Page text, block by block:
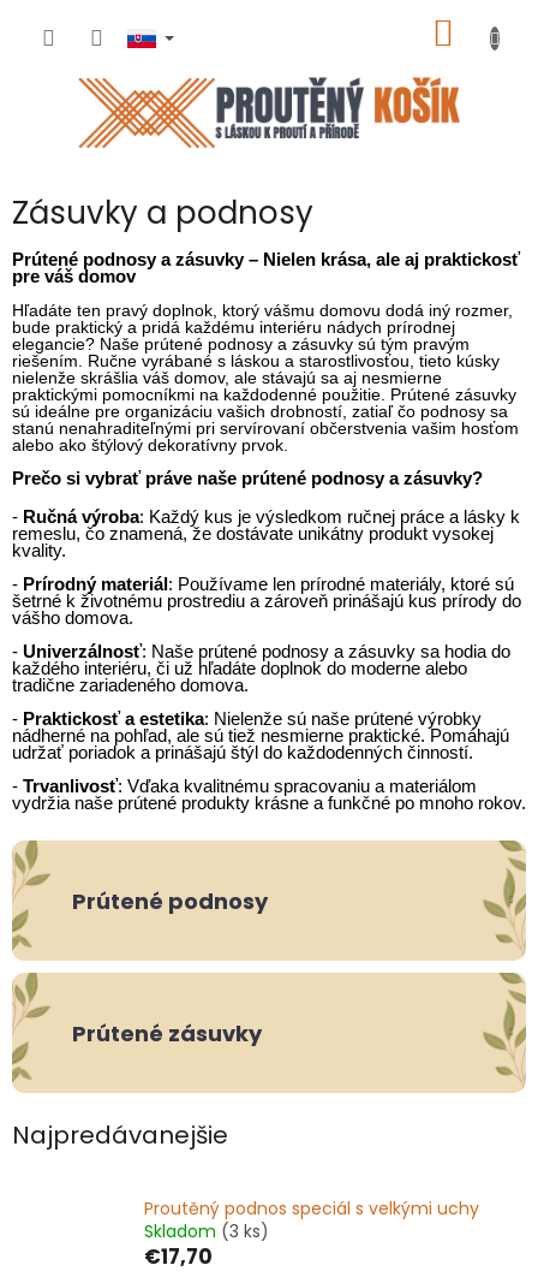
KOŠÍK
Zásuvky a podnosy
Prútené podnosy a zásuvky – Nielen krása, ale aj praktickosť
pre váš domov
Hľadáte ten pravý doplnok, ktorý vášmu domovu dodá iný rozmer,
bude praktický a pridá každému interiéru nádych prírodnej
elegancie? Naše prútené podnosy a zásuvky sú tým pravým
riešením. Ručne vyrábané s láskou a starostlivosťou, tieto kúsky
nielenže skrášlia váš domov, ale stávajú sa aj nesmierne
praktickými pomocníkmi na každodenné použitie. Prútené zásuvky
sú ideálne pre organizáciu vašich drobností, zatiaľ čo podnosy sa
stanú nenahraditeľnými pri servírovaní občerstvenia vašim hosťom
alebo ako štýlový dekoratívny prvok.
Prečo si vybrať práve naše prútené podnosy a zásuvky?
- Ručná výroba: Každý kus je výsledkom ručnej práce a lásky k
remeslu, čo znamená, že dostávate unikátny produkt vysokej
kvality.
- Prírodný materiál : Používame len prírodné materiály, ktoré sú
šetrné k životnému prostrediu a zároveň prinášajú kus prírody do
vášho domova.
- Univerzálnosť: Naše prútené podnosy a zásuvky sa hodia do
každého interiéru, či už hľadáte doplnok do moderne alebo
tradične zariadeného domova.
- Praktickosť a estetika: Nielenže sú naše prútené výrobky
nádherné na pohľad, ale sú tiež nesmierne praktické. Pomáhajú
udržať poriadok a prinášajú štýl do každodenných činností.
- Trvanlivosť: Vďaka kvalitnému spracovaniu a materiálom
vydržia naše prútené produkty krásne a funkčné po mnoho rokov.
Prútené podnosy
Prútené zásuvky
Najpredávanejšie
Proutěný podnos speciál s velkými uchy
Skladom (3 ks)
€17,70